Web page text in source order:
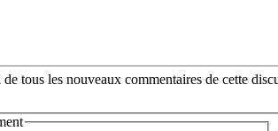
tous les nouveaux commentaires de cette